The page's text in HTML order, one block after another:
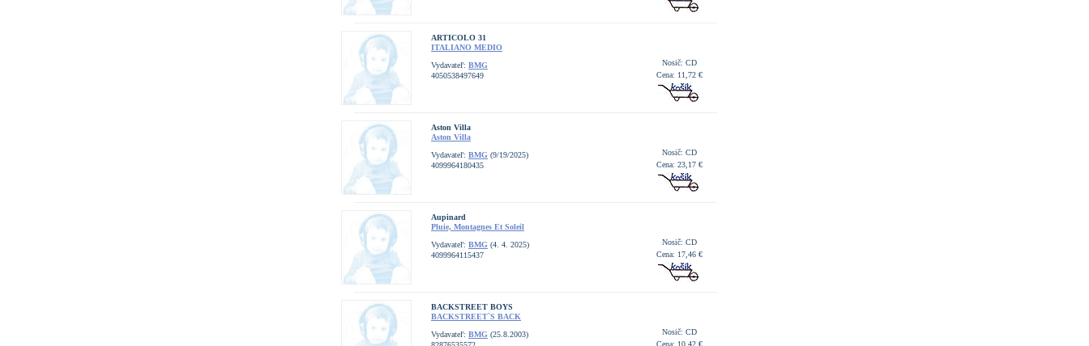
ARTICOLO 31
ITALIANO MEDIO
Vydavateľ: BMG
4050538497649
Nosič: CD
Cena: 11,72 €
Aston Villa
Aston Villa
Vydavateľ: BMG (9/19/2025)
4099964180435
Nosič: CD
Cena: 23,17 €
Aupinard
Pluie, Montagnes Et Soleil
Vydavateľ: BMG (4. 4. 2025)
4099964115437
Nosič: CD
Cena: 17,46 €
BACKSTREET BOYS
BACKSTREET`S BACK
Vydavateľ: BMG (25.8.2003)
Nosič: CD
Cena: 10,42 €